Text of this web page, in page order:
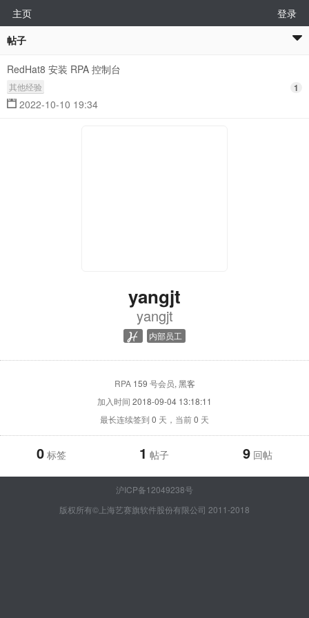
主页
登录
帖子
RedHat8 安装 RPA 控制台
其他经验
2022-10-10 19:34
1
yangjt
yangjt
内部员工
RPA159 号会员, 黑客
加入时间 2018-09-04 13:18:11
最长连续签到 0 天，当前0 天
0 标签 1 帖子 9 回帖
沪ICP备12049238号
版权所有©上海艺赛旗软件股份有限公司 2011-2018